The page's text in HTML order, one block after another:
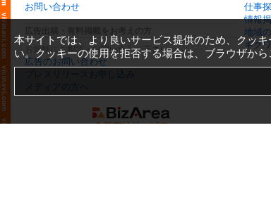
お問い合わせ
お気軽にご相談・お問い合わせ下さい
広告のお問い合わせ
プレスリリースお申し込み
メディアの方へ
仕事
情報
地域
ギグ
本サイトでは、より良いサービス提供のため、クッ
い。クッキーの使用を拒否する場合は、ブラウザから